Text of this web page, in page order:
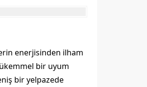
enerjisinden ilham
bir uyum
bir yelpazede